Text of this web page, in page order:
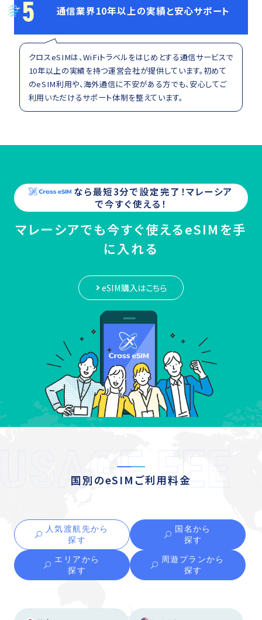
5 通信業界10年以上の実績と安心サポート
クロスeSIMは、WiFiトラベルをはじめとする通信サービスで
10年以上の実績を持つ運営会社が提供しています。初めて
のeSIM利用や、海外通信に不安がある方でも、安心してご
利用いただけるサポート体制を整えています。
なら最短3分で設定完了！マレーシア
で今すぐ使える！
マレーシアでも今すぐ使えるeSIMを手
に入れる
eSIM購入はこちら
国別のeSIMご利用料金
人気渡航先から
探す
国名から
探す
エリアから
探す
周遊プランから
探す